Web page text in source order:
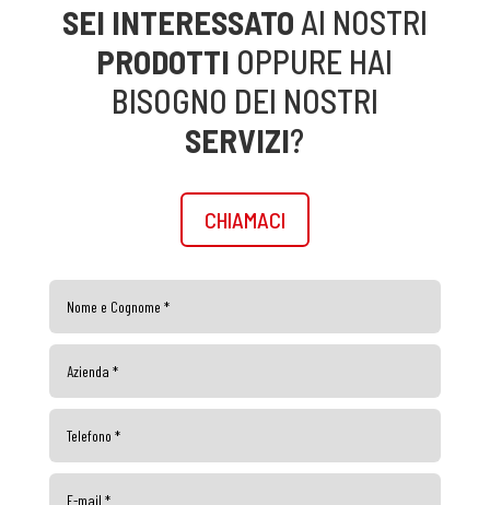
SEI INTERESSATO AI NOSTRI
PRODOTTI OPPURE HAI
BISOGNO DEI NOSTRI
SERVIZI?
CHIAMACI